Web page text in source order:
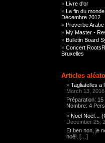
Livre d'or
La fin du
Décembre 2012
Proverbe Arabe
My Master -
Bulletin Board
Concert
Bruxelles
Articles
Tagliatelles a
March 13, 2016
Préparation:
Nombre: 4
Noel Noel…
December 25,
Et ben non, je
noël, […]